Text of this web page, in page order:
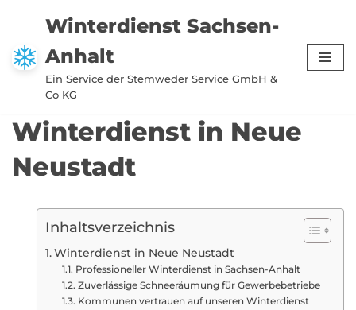
Zum
Inhalt
springen
Winterdienst Sachsen-
Anhalt
Ein Service der Stemweder Service GmbH &
Co KG
Winterdienst in Neue
Neustadt
Inhaltsverzeichnis
Winterdienst in Neue Neustadt
Professioneller Winterdienst in Sachsen-Anhalt
Zuverlässige Schneeräumung für Gewerbebetriebe
Kommunen vertrauen auf unseren Winterdienst